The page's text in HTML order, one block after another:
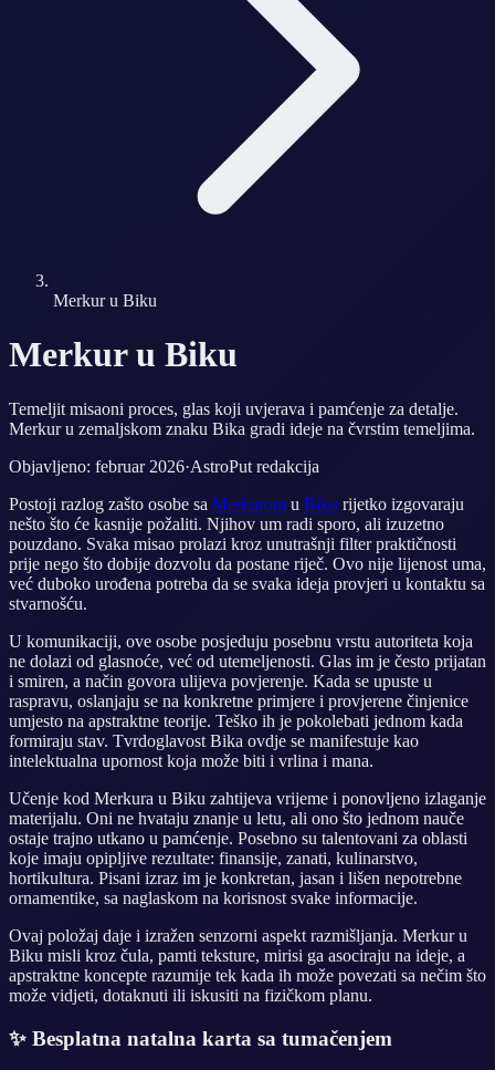
Merkur u Biku
Merkur u Biku
Temeljit misaoni proces, glas koji uvjerava i pamćenje za detalje.
Merkur u zemaljskom znaku Bika gradi ideje na čvrstim temeljima.
Objavljeno: februar 2026·AstroPut redakcija
Postoji razlog zašto osobe sa Merkurom u Biku rijetko izgovaraju
nešto što će kasnije požaliti. Njihov um radi sporo, ali izuzetno
pouzdano. Svaka misao prolazi kroz unutrašnji filter praktičnosti
prije nego što dobije dozvolu da postane riječ. Ovo nije lijenost uma,
već duboko urođena potreba da se svaka ideja provjeri u kontaktu sa
stvarnošću.
U komunikaciji, ove osobe posjeduju posebnu vrstu autoriteta koja
ne dolazi od glasnoće, već od utemeljenosti. Glas im je često prijatan
i smiren, a način govora ulijeva povjerenje. Kada se upuste u
raspravu, oslanjaju se na konkretne primjere i provjerene činjenice
umjesto na apstraktne teorije. Teško ih je pokolebati jednom kada
formiraju stav. Tvrdoglavost Bika ovdje se manifestuje kao
intelektualna upornost koja može biti i vrlina i mana.
Učenje kod Merkura u Biku zahtijeva vrijeme i ponovljeno izlaganje
materijalu. Oni ne hvataju znanje u letu, ali ono što jednom nauče
ostaje trajno utkano u pamćenje. Posebno su talentovani za oblasti
koje imaju opipljive rezultate: finansije, zanati, kulinarstvo,
hortikultura. Pisani izraz im je konkretan, jasan i lišen nepotrebne
ornamentike, sa naglaskom na korisnost svake informacije.
Ovaj položaj daje i izražen senzorni aspekt razmišljanja. Merkur u
Biku misli kroz čula, pamti teksture, mirisi ga asociraju na ideje, a
apstraktne koncepte razumije tek kada ih može povezati sa nečim što
može vidjeti, dotaknuti ili iskusiti na fizičkom planu.
✨ Besplatna natalna karta sa tumačenjem